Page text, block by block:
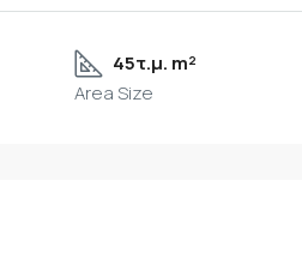
45τ.μ. m²
Area Size